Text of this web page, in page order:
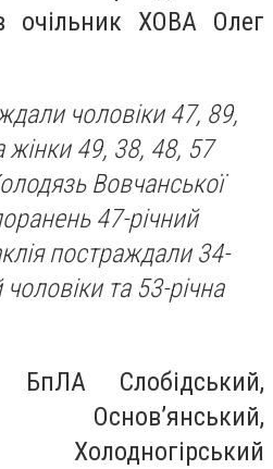
очільник ХОВА Олег
чоловіки 47, 89,
жінки 49, 38, 48, 57
Вовчанської
47-річний
постраждали 34-
чоловіки та 53-річна
БпЛА Слобідський,
Основ’янський,
Холодногірський